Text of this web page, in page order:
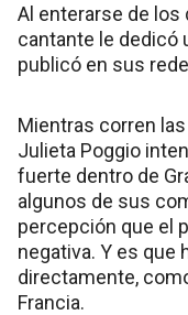
Al enterarse de los
cantante le dedicó
publicó en sus
Mientras corren
Julieta Poggio
fuerte dentro de
algunos de sus
percepción que el
negativa. Y es que
directamente,
Francia.